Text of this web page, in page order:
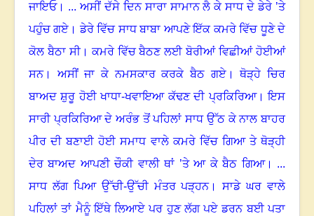
ਜਾਇਓ। ... ਅਸੀਂ ਦੱਸੇ ਦਿਨ ਸਾਰਾ ਸਾਮਾਨ ਲੈ ਕੇ ਸਾਧ ਦੇ ਡੇਰੇ ’ਤੇ
ਪਹੁੰਚ ਗਏ ।ਡੇਰੇ ਵਿੱਚ ਸਾਧ ਬਾਬਾ ਆਪਣੇ ਇੱਕ ਕਮਰੇ ਵਿੱਚ ਧੂਣੇ ਦੇ
ਕੋਲ ਬੈਠਾ ਸੀ।ਕਮਰੇ ਵਿੱਚ ਬੈਠਣ ਲਈ ਬੋਰੀਆਂ ਵਿਛੀਆਂ ਹੋਈਆਂ
ਸਨ। ਅਸੀਂ ਜਾ ਕੇ ਨਮਸਕਾਰ ਕਰਕੇ ਬੈਠ ਗਏ।ਥੋੜ੍ਹੇ ਚਿਰ
ਬਾਅਦ ਸ਼ੁਰੂ ਹੋਈ ਖਾਧਾ-ਖਵਾਇਆ ਕੱਢਣ ਦੀ ਪ੍ਰਕਿਰਿਆ।ਇਸ
ਸਾਰੀ ਪ੍ਰਕਿਰਿਆ ਦੇ ਅਰੰਭ ਤੋਂ ਪਹਿਲਾਂ ਸਾਧ ਉੱਠ ਕੇ ਨਾਲ ਬਾਹਰ
ਪੀਰ ਦੀ ਬਣਾਈ ਹੋਈ ਸਮਾਧ ਵਾਲੇ ਕਮਰੇ ਵਿੱਚ ਗਿਆ ਤੇ ਥੋੜ੍ਹੀ
ਦੇਰ ਬਾਅਦ ਆਪਣੀ ਚੌਕੀ ਵਾਲੀ ਥਾਂ ’ਤੇ ਆ ਕੇ ਬੈਠ ਗਿਆ। ...
ਸਾਧ ਲੱਗ ਪਿਆ ਉੱਚੀ-ਉੱਚੀ ਮੰਤਰ ਪੜ੍ਹਨ।ਸਾਡੇ ਘਰ ਵਾਲੇ
ਪਹਿਲਾਂ ਤਾਂ ਮੈਨੂੰ ਇੱਥੇ ਲਿਆਏ ਪਰ ਹੁਣ ਲੱਗ ਪਏ ਡਰਨ ਬਈ ਪਤਾ